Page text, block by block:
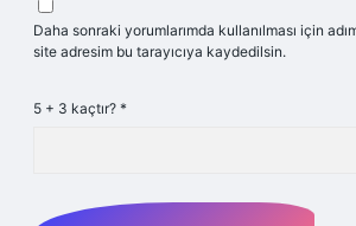
Daha sonraki yorumlarımda kullanılması için
site adresim bu tarayıcıya kaydedilsin.
5 + 3 kaçtır? *